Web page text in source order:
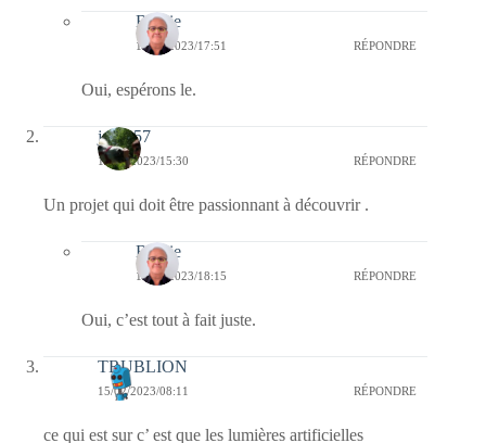
Bernie
16/02/2023/17:51 RÉPONDRE
Oui, espérons le.
jazzy57
15/02/2023/15:30 RÉPONDRE
Un projet qui doit être passionnant à découvrir .
Bernie
15/02/2023/18:15 RÉPONDRE
Oui, c’est tout à fait juste.
TRUBLION
15/02/2023/08:11 RÉPONDRE
ce qui est sur c’ est que les lumières artificielles